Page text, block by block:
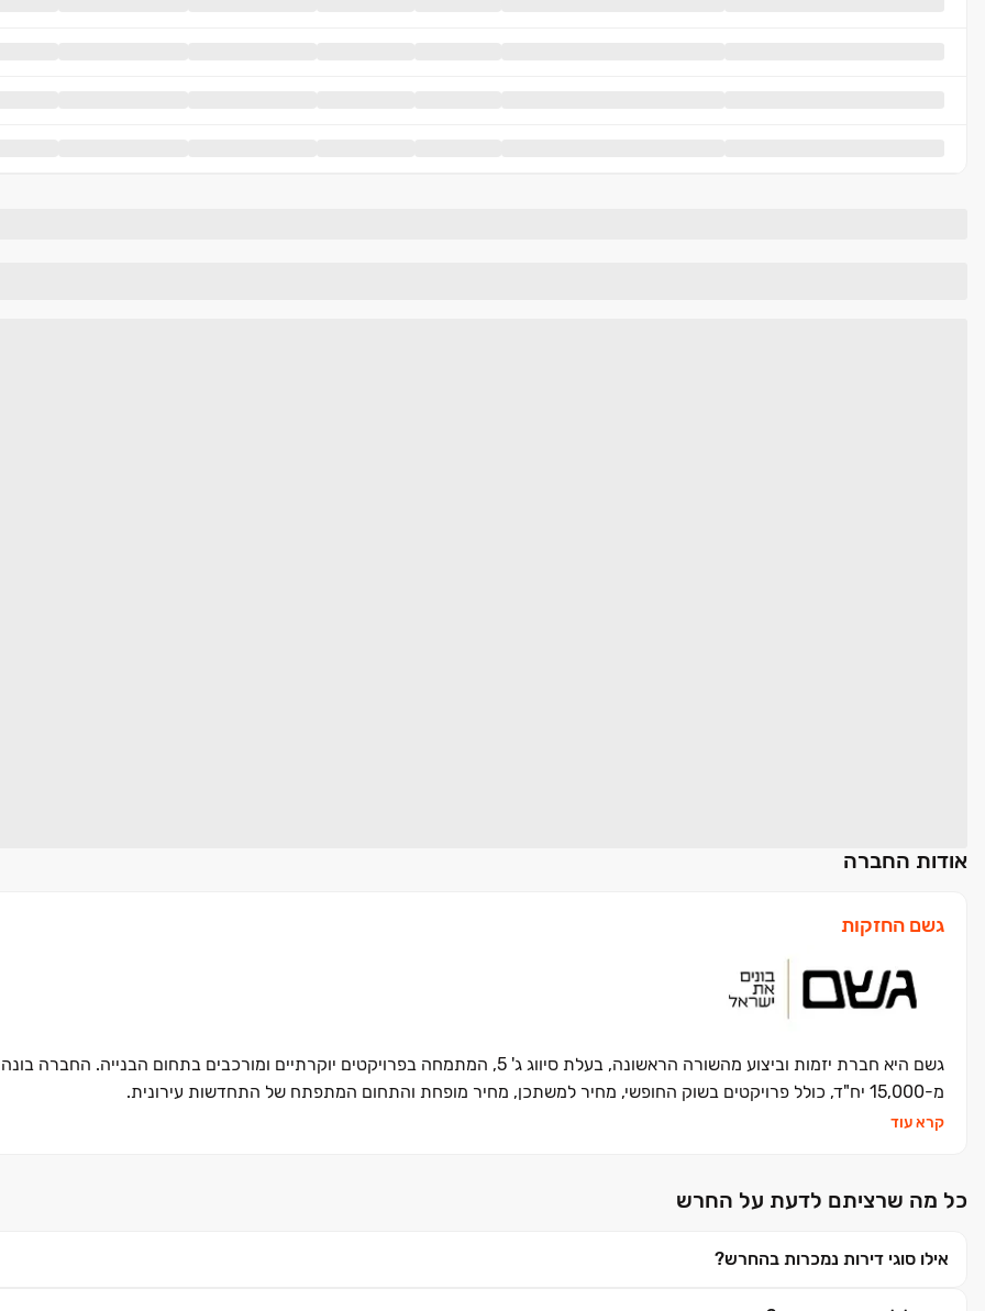
אודות החברה
גשם החזקות
גשם היא חברת יזמות וביצוע מהשורה הראשונה, בעלת סיווג ג' 5, המתמחה בפרויקטים יוקרתיים ומורכבים בתחום הבנייה.
מ-15,000 יח"ד, כולל פרויקטים בשוק החופשי, מחיר למשתכן, מחיר מופחת והתחום המתפתח של התחדשות עירונית.
קרא עוד
כל מה שרציתם לדעת על החרש
אילו סוגי דירות נמכרות בהחרש?